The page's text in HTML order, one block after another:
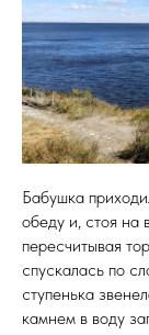
Бабушка
обеду и, стоя на
пересчитывая
спускалась по
ступенька
камнем в воду